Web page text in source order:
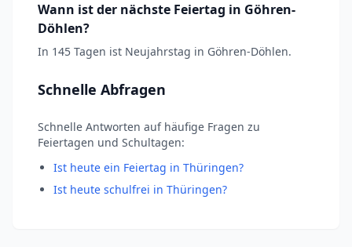
Wann ist der nächste Feiertag in Göhren-
Döhlen?
In 145 Tagen ist Neujahrstag in Göhren-Döhlen.
Schnelle Abfragen
Schnelle Antworten auf häufige Fragen zu
Feiertagen und Schultagen:
Ist heute ein Feiertag in Thüringen?
Ist heute schulfrei in Thüringen?